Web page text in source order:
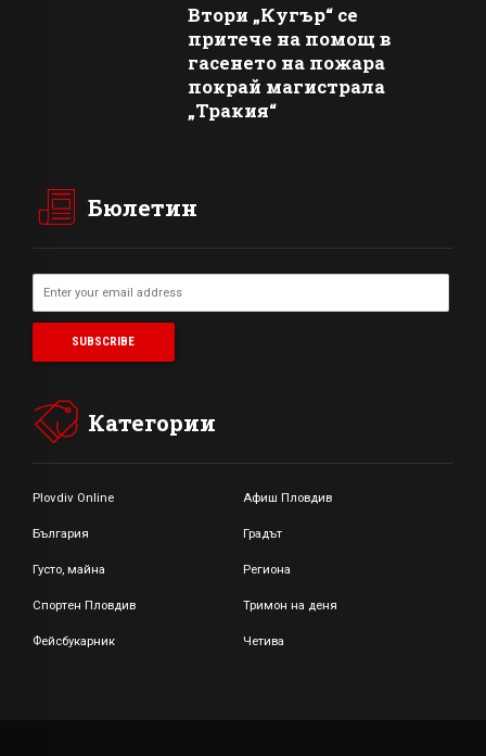
Втори „Кугър“ се
притече на помощ в
гасенето на пожара
покрай магистрала
„Тракия“
Бюлетин
Категории
Plovdiv Online Афиш Пловдив
България Градът
Густо, майна Региона
Спортен Пловдив Тримон на деня
Фейсбукарник Четива